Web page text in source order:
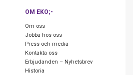
OM EKO;-
Om oss
Jobba hos oss
Press och media
Kontakta oss
Erbjudanden – Nyhetsbrev
Historia